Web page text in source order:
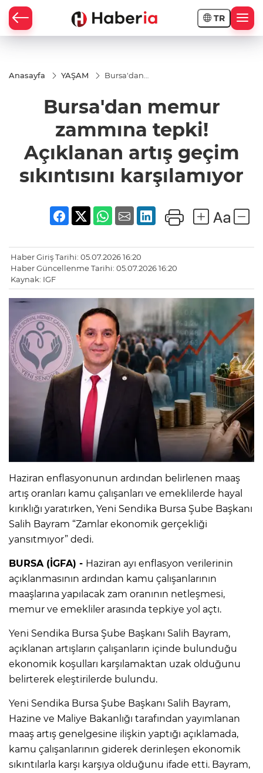
TR
Anasayfa YAŞAM
Bursa'dan
tepki!
Açıklanan
sıkıntısını
Bursa'dan memur
zammına tepki!
Açıklanan artış geçim
sıkıntısını karşılamıyor
Haber Giriş Tarihi: 05.07.2026 16:20
Haber Güncellenme Tarihi: 05.07.2026 16:20
Kaynak: IGF
Haziran enflasyonunun ardından belirlenen maaş
artış oranları kamu çalışanları ve emeklilerde hayal
kırıklığı yaratırken, Yeni Sendika Bursa Şube Başkanı
Salih Bayram “Zamlar ekonomik gerçekliği
yansıtmıyor” dedi.
BURSA (İGFA) - Haziran ayı enflasyon verilerinin
açıklanmasının ardından kamu çalışanlarının
maaşlarına yapılacak zam oranının netleşmesi,
memur ve emekliler arasında tepkiye yol açtı.
Yeni Sendika Bursa Şube Başkanı Salih Bayram,
açıklanan artışların çalışanların içinde bulunduğu
ekonomik koşulları karşılamaktan uzak olduğunu
belirterek eleştirilerde bulundu.
Yeni Sendika Bursa Şube Başkanı Salih Bayram,
Hazine ve Maliye Bakanlığı tarafından yayımlanan
maaş artış genelgesine ilişkin yaptığı açıklamada,
kamu çalışanlarının giderek derinleşen ekonomik
sıkıntılarla karşı karşıya olduğunu ifade etti. Bayram,